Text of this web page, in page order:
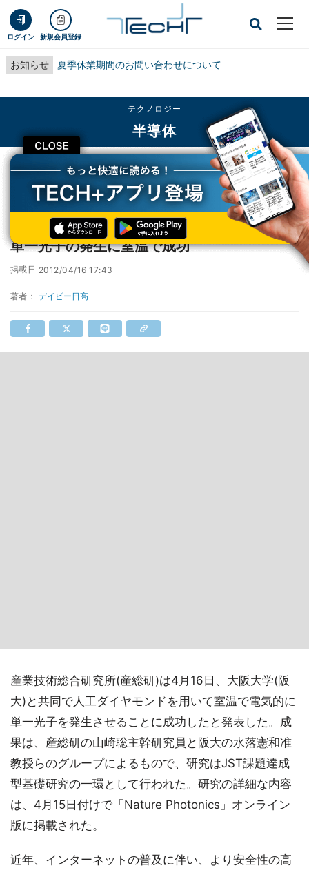
ログイン 新規会員登録
お知らせ 夏季休業期間のお問い合わせについて
CLOSE
テクノロジー
半導体
TECH+ テクノロジー
半導体
産総研ら、量子デバイスにつながる電気的な単一光子の発生に室温で成功
産総研ら、量子デバイスにつながる電気的な
単一光子の発生に室温で成功
掲載日 2012/04/16 17:43
著者： デイビー日高
産業技術総合研究所(産総研)は4月16日、大阪大学(阪
大)と共同で人工ダイヤモンドを用いて室温で電気的に
単一光子を発生させることに成功したと発表した。成
果は、産総研の山崎聡主幹研究員と阪大の水落憲和准
教授らのグループによるもので、研究はJST課題達成
型基礎研究の一環として行われた。研究の詳細な内容
は、4月15日付けで「Nature Photonics」オンライン
版に掲載された。
近年、インターネットの普及に伴い、より安全性の高